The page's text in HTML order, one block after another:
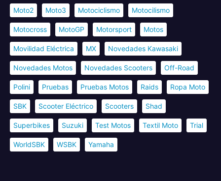
Moto2 Moto3 Motociclismo Motocilismo
Motocross MotoGP Motorsport Motos
Movilidad Eléctrica MX Novedades Kawasaki
Novedades Motos Novedades Scooters Off-Road
Polini Pruebas Pruebas Motos Raids Ropa Moto
SBK Scooter Eléctrico Scooters Shad
Superbikes Suzuki Test Motos Textil Moto Trial
WorldSBK WSBK Yamaha